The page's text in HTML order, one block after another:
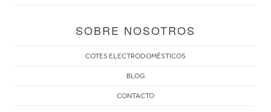
SOBRE NOSOTROS
COTES ELECTRODOMÉSTICOS
BLOG
CONTACTO